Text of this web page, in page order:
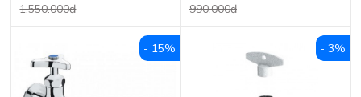
1.550.000đ 990.000đ
- 15% - 3%